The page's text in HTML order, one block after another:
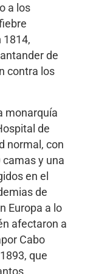
a los
1814,
de
contra los
monarquía
de
normal, con
y una
en el
de
Europa a lo
afectaron a
Cabo
que